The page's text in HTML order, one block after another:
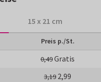
15 x 21 cm
Preis p./St.
0,49Gratis
3,19 2,99